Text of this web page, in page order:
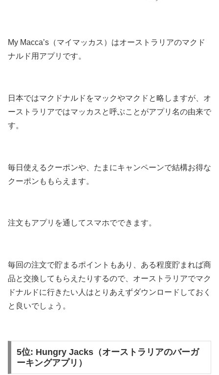
My Macca’s（マイマッカス）はオーストラリアのマクド
ナルド用アプリです。
日本ではマクドナルドをマックやマクドと略しますが、オ
ーストラリアではマッカスと呼ぶことがアプリ名の由来で
す。
毎日使えるクーポンや、たまにキャンペーンで結構お得な
クーポンももらえます。
注文もアプリを通してスマホでできます。
毎回の注文で貯まるポイントもあり、ある程度貯まれば商
品と交換してもらえたりするので、オーストラリアでマク
ドナルドに行きたい人はとりあえずダウンロードしておく
と良いでしょう。
5位: Hungry Jacks（オーストラリアのバーガ
ーキングアプリ）